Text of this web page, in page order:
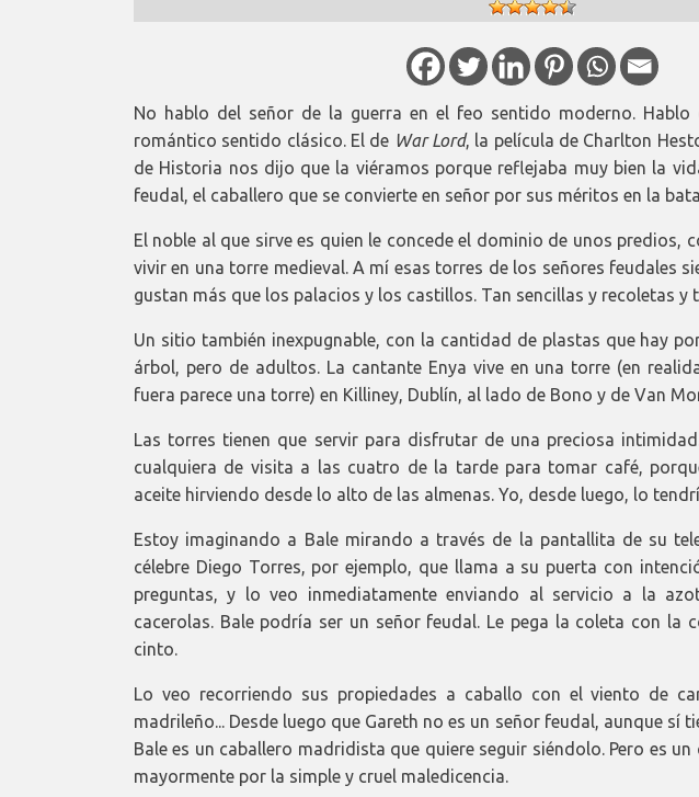
No hablo del señor de la guerra en el feo sentido moderno.
romántico sentido clásico. El de War Lord, la película de Charlton
de Historia nos dijo que la viéramos porque reflejaba muy bien la
feudal, el caballero que se convierte en señor por sus méritos en la
El noble al que sirve es quien le concede el dominio de unos predios,
vivir en una torre medieval. A mí esas torres de los señores feudales
gustan más que los palacios y los castillos. Tan sencillas y recoletas y
Un sitio también inexpugnable, con la cantidad de plastas que hay
árbol, pero de adultos. La cantante Enya vive en una torre (en
fuera parece una torre) en Killiney, Dublín, al lado de Bono y de Van
Las torres tienen que servir para disfrutar de una preciosa
cualquiera de visita a las cuatro de la tarde para tomar café,
aceite hirviendo desde lo alto de las almenas. Yo, desde luego, lo
Estoy imaginando a Bale mirando a través de la pantallita de su
célebre Diego Torres, por ejemplo, que llama a su puerta con
preguntas, y lo veo inmediatamente enviando al servicio a la
cacerolas. Bale podría ser un señor feudal. Le pega la coleta con la
cinto.
Lo veo recorriendo sus propiedades a caballo con el viento de
madrileño... Desde luego que Gareth no es un señor feudal, aunque sí
Bale es un caballero madridista que quiere seguir siéndolo. Pero es
mayormente por la simple y cruel maledicencia.